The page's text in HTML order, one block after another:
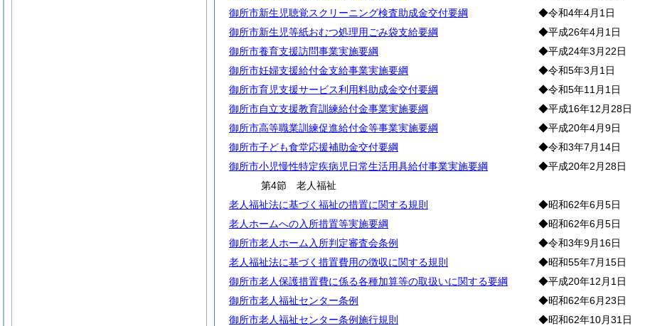
御所市新生児聴覚スクリーニング検査助成金交付要綱
◆令和4年4月1日
御所市新生児等紙おむつ処理用ごみ袋支給要綱
◆平成26年4月1日
御所市養育支援訪問事業実施要綱
◆平成24年3月22日
御所市妊婦支援給付金支給事業実施要綱
◆令和5年3月1日
御所市育児支援サービス利用料助成金交付要綱
◆令和5年11月1日
御所市自立支援教育訓練給付金事業実施要綱
◆平成16年12月28日
御所市高等職業訓練促進給付金等事業実施要綱
◆平成20年4月9日
御所市子ども食堂応援補助金交付要綱
◆令和3年7月14日
御所市小児慢性特定疾病児日常生活用具給付事業実施要綱
◆平成20年2月28日
第4節 老人福祉
老人福祉法に基づく福祉の措置に関する規則
◆昭和62年6月5日
老人ホームへの入所措置等実施要綱
◆昭和62年6月5日
御所市老人ホーム入所判定審査会条例
◆令和3年9月16日
老人福祉法に基づく措置費用の徴収に関する規則
◆昭和55年7月15日
御所市老人保護措置費に係る各種加算等の取扱いに関する要綱
◆平成20年12月1日
御所市老人福祉センター条例
◆昭和62年6月23日
御所市老人福祉センター条例施行規則
◆昭和62年10月31日